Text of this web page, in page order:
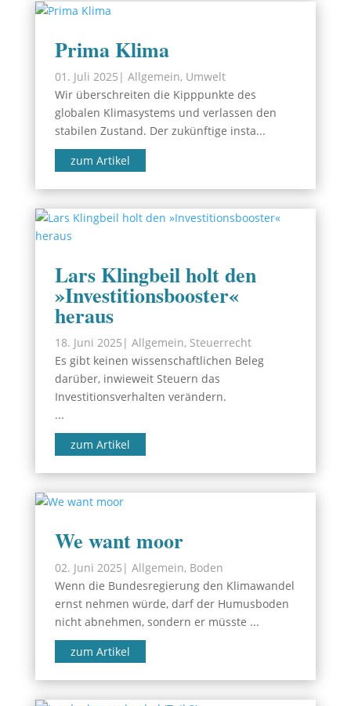
Prima Klima
01. Juli 2025 | Allgemein, Umwelt
Wir überschreiten die Kipppunkte des
globalen Klimasystems und verlassen den
stabilen Zustand. Der zukünftige insta...
zum Artikel
Lars Klingbeil holt den
»Investitionsbooster«
heraus
18. Juni 2025 | Allgemein, Steuerrecht
Es gibt keinen wissenschaftlichen Beleg
darüber, inwieweit Steuern das
Investitionsverhalten verändern.
...
zum Artikel
We want moor
02. Juni 2025 | Allgemein, Boden
Wenn die Bundesregierung den Klimawandel
ernst nehmen würde, darf der Humusboden
nicht abnehmen, sondern er müsste ...
zum Artikel